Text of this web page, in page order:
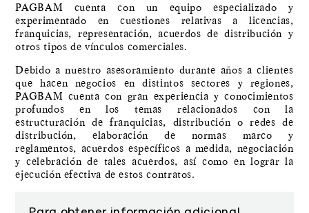
PAGBAM cuenta con un equipo especializado y
experimentado en cuestiones relativas a licencias,
franquicias, representación, acuerdos de distribución y
otros tipos de vínculos comerciales.
Debido a nuestro asesoramiento durante años a clientes
que hacen negocios en distintos sectores y regiones,
PAGBAM cuenta con gran experiencia y conocimientos
profundos en los temas relacionados con la
estructuración de franquicias, distribución o redes de
distribución, elaboración de normas marco y
reglamentos, acuerdos específicos a medida, negociación
y celebración de tales acuerdos, así como en lograr la
ejecución efectiva de estos contratos.